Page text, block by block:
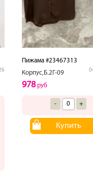
Пижама #23467313
Корпус,Б.2Г-09
978руб
- +
Купить